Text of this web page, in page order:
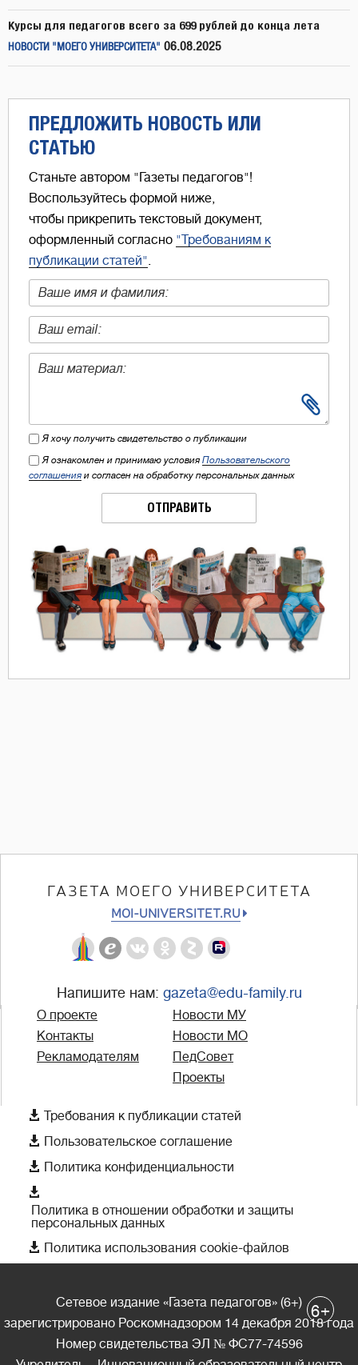
Курсы для педагогов всего за 699 рублей до конца лета
НОВОСТИ "МОЕГО УНИВЕРСИТЕТА" 06.08.2025
ПРЕДЛОЖИТЬ НОВОСТЬ ИЛИ
СТАТЬЮ
Станьте автором "Газеты педагогов"!
Воспользуйтесь формой ниже,
чтобы прикрепить текстовый документ,
оформленный согласно "Требованиям к
публикации статей"
Я хочу получить свидетельство о публикации
Я ознакомлен и принимаю условия Пользовательского
соглашения и согласен на обработку персональных данных
ОТПРАВИТЬ
ГАЗЕТА МОЕГО УНИВЕРСИТЕТА
MOI-UNIVERSITET.RU
Напишите нам: gazeta@edu-family.ru
О проекте
Контакты
Рекламодателям
Новости МУ
Новости МО
ПедСовет
Проекты
 Требования к публикации статей
 Пользовательское соглашение
 Политика конфиденциальности

Политика в отношении обработки и защиты
персональных данных
 Политика использования cookie-файлов
Сетевое издание «Газета педагогов» (6+)
зарегистрировано Роскомнадзором 14 декабря 2018 года
Номер свидетельства ЭЛ № ФС77-74596
6+